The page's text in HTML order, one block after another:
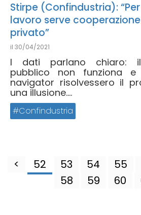
Stirpe (Confindustria):
lavoro serve
privato”
il 30/04/2021
I dati parlano chiaro: il
pubblico non funziona
navigator risolvessero il
una illusione....
Confindustria
< 52 53 54 55
58
59 60